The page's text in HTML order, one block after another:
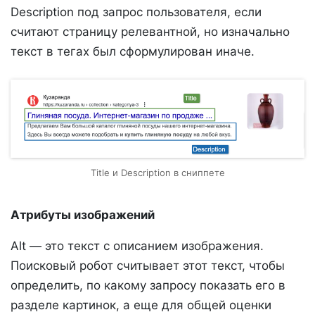
Description под запрос пользователя, если
считают страницу релевантной, но изначально
текст в тегах был сформулирован иначе.
Title и Description в сниппете
Атрибуты изображений
Alt — это текст с описанием изображения.
Поисковый робот считывает этот текст, чтобы
определить, по какому запросу показать его в
разделе картинок, а еще для общей оценки